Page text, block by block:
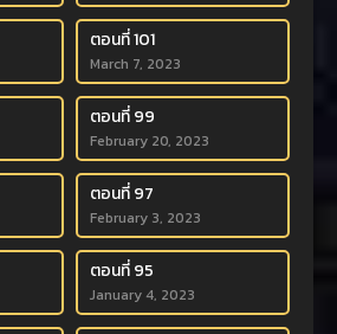
ตอนที่ 101
March 7, 2023
ตอนที่ 99
February 20, 2023
ตอนที่ 97
February 3, 2023
ตอนที่ 95
January 4, 2023